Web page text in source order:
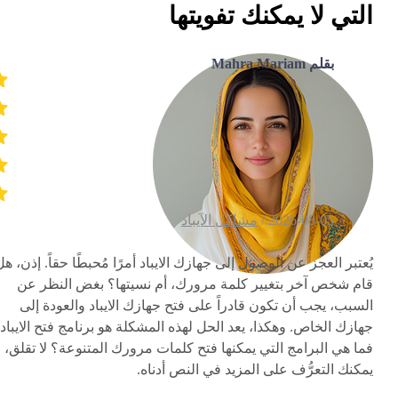
التي لا يمكنك تفويتها
بقلم Mahra Mariam
2026-08-05 / مشاكل الآيباد
يُعتبر العجز عن الوصول إلى جهازك الايباد أمرًا مُحبطًا حقاً. إذن،
قام شخص آخر بتغيير كلمة مرورك، أم نسيتها؟ بغض النظر عن
السبب، يجب أن تكون قادراً على فتح جهازك الايباد والعودة إلى
جهازك الخاص. وهكذا، يعد الحل لهذه المشكلة هو برنامج فتح
فما هي البرامج التي يمكنها فتح كلمات مرورك المتنوعة؟ لا تقلق،
يمكنك التعرُّف على المزيد في النص أدناه.